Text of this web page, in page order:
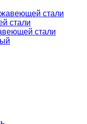
стали
стали
стали